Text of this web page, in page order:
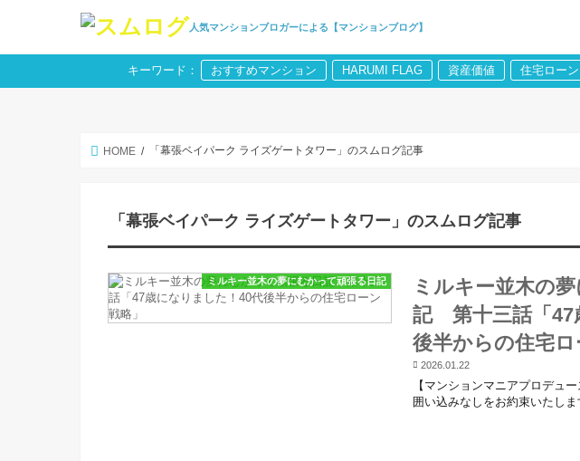
人気マンションブロガーによる【マンションブログ】
キーワード： おすすめマンション HARUMI FLAG 資産価値 住宅ローン
HOME 「幕張ベイパーク ライズゲートタワー」のスムログ記事
「幕張ベイパーク ライズゲートタワー」のスムログ記事
ミルキー並木の夢にむかって頑張る日記
ミルキー並木の
記 第十三話「47
後半からの住宅ロ
2026.01.22
【マンションマニアプロデュ
囲い込みなしをお約束いたし